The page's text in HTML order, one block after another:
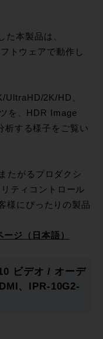
た本製品は、
トウェアで動作し
UltraHD/2K/HD、
を、HDR Image
析する様子をご覧い
たがるプロダクシ
ティコントロール
様にぴったりの製品
ジ（日本語）
ビデオ / オーデ
、IPR-10G2-